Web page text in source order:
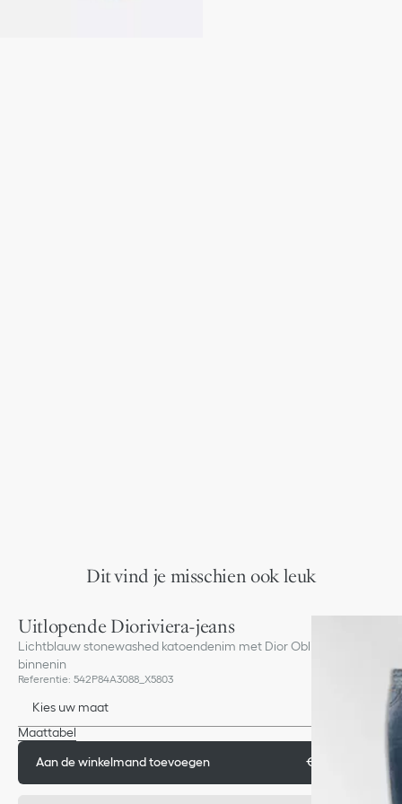
Uitlopende Dioriviera-jeans
Lichtblauw stonewashed katoendenim met Dior Oblique-motief
binnenin
Referentie: 542P84A3088_X5803
Kies uw maat
Maattabel
Aan de winkelmand toevoegen € 1 900,00
Dit vind je misschien ook leuk